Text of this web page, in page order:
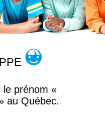
le prénom «
au Québec.